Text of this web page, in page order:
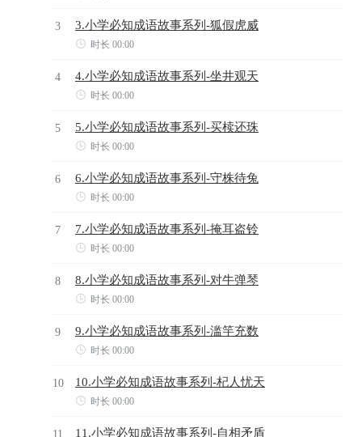
3 3.小学必知成语故事系列-狐假虎威
 时长 00:00
4 4.小学必知成语故事系列-坐井观天
 时长 00:00
5 5.小学必知成语故事系列-买椟还珠
 时长 00:00
6 6.小学必知成语故事系列-守株待兔
 时长 00:00
7 7.小学必知成语故事系列-掩耳盗铃
 时长 00:00
8 8.小学必知成语故事系列-对牛弹琴
 时长 00:00
9 9.小学必知成语故事系列-滥竽充数
 时长 00:00
10 10.小学必知成语故事系列-杞人忧天
 时长 00:00
11 11.小学必知成语故事系列-自相矛盾